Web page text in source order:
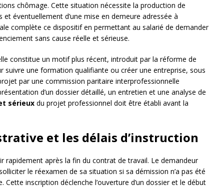
chômage. Cette situation nécessite la production de
éventuellement d’une mise en demeure adressée à
complète ce dispositif en permettant au salarié de demander
sans cause réelle et sérieuse.
constitue un motif plus récent, introduit par la réforme de
suivre une formation qualifiante ou créer une entreprise, sous
par une commission paritaire interprofessionnelle
d’un dossier détaillé, un entretien et une analyse de
sérieux du projet professionnel doit être établi avant la
et les délais d’instruction
rapidement après la fin du contrat de travail. Le demandeur
le réexamen de sa situation si sa démission n’a pas été
inscription déclenche l’ouverture d’un dossier et le début